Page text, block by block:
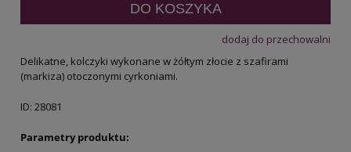
DO KOSZYKA
dodaj do przechowalni
Delikatne, kolczyki wykonane w żółtym złocie z szafirami
(markiza) otoczonymi cyrkoniami.
ID: 28081
Parametry produktu: